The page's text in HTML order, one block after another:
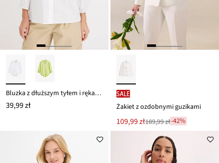
Bluzka z dłuższym tyłem i rękawami bombkami
39,99 zł
SALE
Żakiet z ozdobnymi guzikami
Nowa
cena
109,99 zł
Przeceniono
189,99 zł
189,99 zł-42%